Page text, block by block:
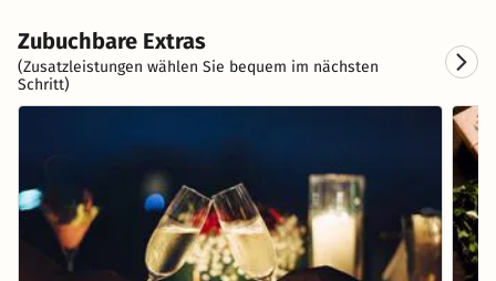
Zubuchbare Extras
(Zusatzleistungen wählen Sie bequem im nächsten
Schritt)